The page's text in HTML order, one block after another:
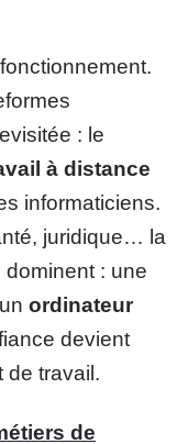
: le
à distance
informaticiens.
juridique… la
dominent : une
ordinateur
devient
de travail.
de